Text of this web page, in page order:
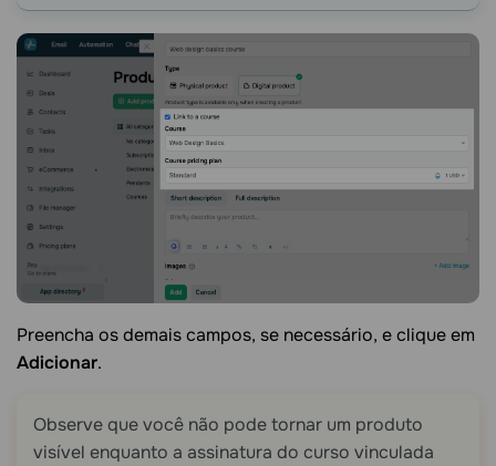
Preencha os demais campos, se necessário, e clique em
Adicionar.
Observe que você não pode tornar um produto
visível enquanto a assinatura do curso vinculada